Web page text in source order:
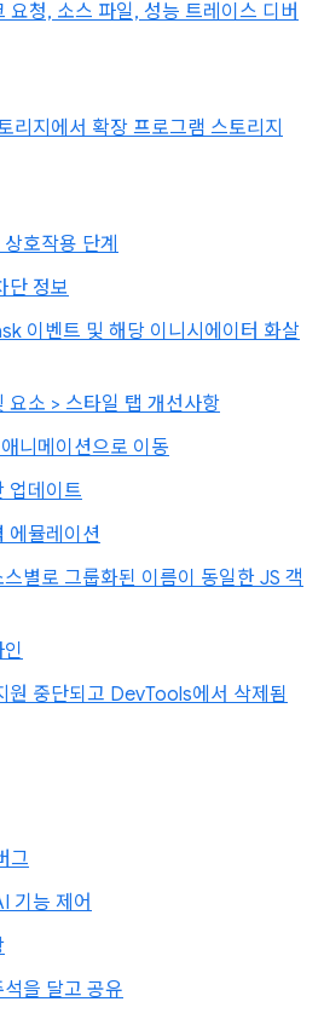
청, 소스 파일, 성능 트레이스 디버
리지에서 확장 프로그램 스토리지
호작용 단계
단 정보
이벤트 및 해당 이니시에이터 화살
요소 > 스타일 탭 개선사항
니메이션으로 이동
업데이트
에뮬레이션
별로 그룹화된 이름이 동일한 JS 객
원 중단되고 DevTools에서 삭제됨
그
기능 제어
을 달고 공유